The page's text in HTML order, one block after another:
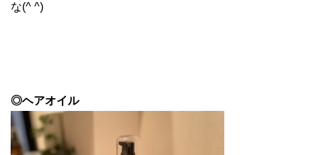
な(^ ^)
◎ヘアオイル